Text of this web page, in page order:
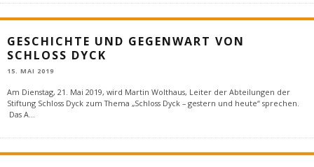
GESCHICHTE UND GEGENWART VON
SCHLOSS DYCK
15. MAI 2019
Am Dienstag, 21. Mai 2019, wird Martin Wolthaus, Leiter der Abteilungen der
Stiftung Schloss Dyck zum Thema „Schloss Dyck – gestern und heute“ sprechen.
Das A